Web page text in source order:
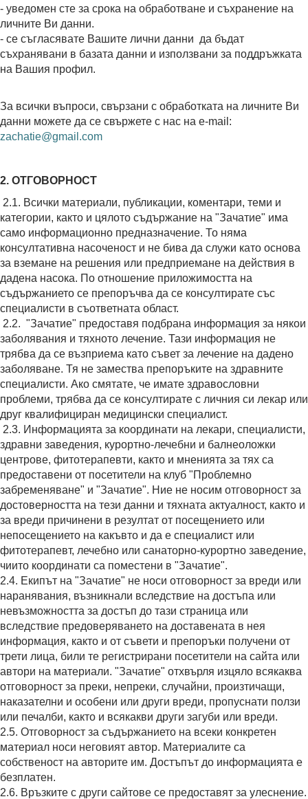
- уведомен сте за срока на обработване и съхранение на
личните Ви данни.
- се съгласявате Вашите лични данни да бъдат
съхранявани в базата данни и използвани за поддръжката
на Вашия профил.
За всички въпроси, свързани с обработката на личните Ви
данни можете да се свържете с нас на e-mail:
zachatie@gmail.com
2. ОТГОВОРНОСТ
2.1. Всички материали, публикации, коментари, теми и
категории, както и цялото съдържание на "Зачатие" има
само информационно предназначение. То няма
консултативна насоченост и не бива да служи като основа
за вземане на решения или предприемане на действия в
дадена насока. По отношение приложимостта на
съдържанието се препоръчва да се консултирате със
специалисти в съответната област.
2.2. "Зачатие" предоставя подбрана информация за някои
заболявания и тяхното лечение. Тази информация не
трябва да се възприема като съвет за лечение на дадено
заболяване. Тя не замества препоръките на здравните
специалисти. Ако смятате, че имате здравословни
проблеми, трябва да се консултирате с личния си лекар или
друг квалифициран медицински специалист.
2.3. Информацията за координати на лекари, специалисти,
здравни заведения, курортно-лечебни и балнеоложки
центрове, фитотерапевти, както и мненията за тях са
предоставени от посетители на клуб "Проблемно
забременяване" и "Зачатие". Ние не носим отговорност за
достоверността на тези данни и тяхната актуалност, както и
за вреди причинени в резултат от посещението или
непосещението на какъвто и да е специалист или
фитотерапевт, лечебно или санаторно-курортно заведение,
чиито координати са поместени в "Зачатие".
2.4. Екипът на "Зачатие" не носи отговорност за вреди или
наранявания, възникнали вследствие на достъпа или
невъзможността за достъп до тази страница или
вследствие предоверяването на доставената в нея
информация, както и от съвети и препоръки получени от
трети лица, били те регистрирани посетители на сайта или
автори на материали. "Зачатие" отхвърля изцяло всякаква
отговорност за преки, непреки, случайни, произтичащи,
наказателни и особени или други вреди, пропуснати ползи
или печалби, както и всякакви други загуби или вреди.
2.5. Отговорност за съдържанието на всеки конкретен
материал носи неговият автор. Мaтериалите са
собственост на авторите им. Достъпът до информацията е
безплатен.
2.6. Връзките с други сайтове се предоставят за улеснение.